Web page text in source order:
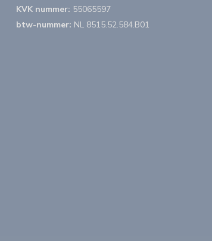
KVK nummer: 55065597
btw-nummer: NL 8515.52.584.B01